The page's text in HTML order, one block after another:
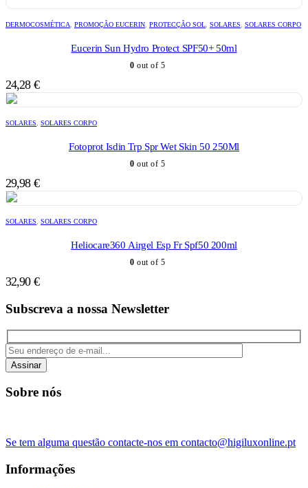
DERMOCOSMÉTICA PROMOÇÃO EUCERIN PROTECÇÃO SOL SOLARES SOLARES CORPO
Eucerin Sun Hydro Protect SPF50+ 50ml
0 out of 5
24,28 €
SOLARES SOLARES CORPO
Fotoprot Isdin Trp Spr Wet Skin 50 250Ml
0 out of 5
29,98 €
SOLARES SOLARES CORPO
Heliocare360 Airgel Esp Fr Spf50 200ml
0 out of 5
32,90 €
Subscreva a nossa Newsletter
Assinar
Sobre nós
Se tem alguma questão contacte-nos em contacto@higiluxonline.pt
Informações